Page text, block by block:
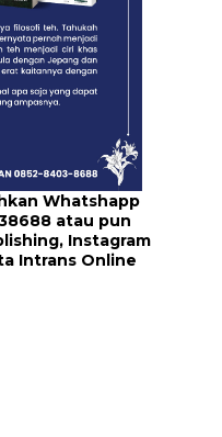
Whatshapp
atau pun
, Instagram
Intrans Online